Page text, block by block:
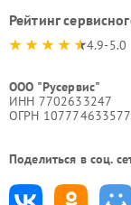
Рейтинг
4.9-5.0
ООО "Русервис"
ИНН 7702633247
ОГРН
Поделиться в соц.